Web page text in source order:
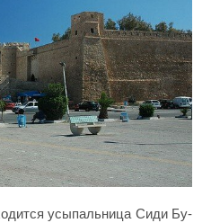
усыпальница Сиди Бу-